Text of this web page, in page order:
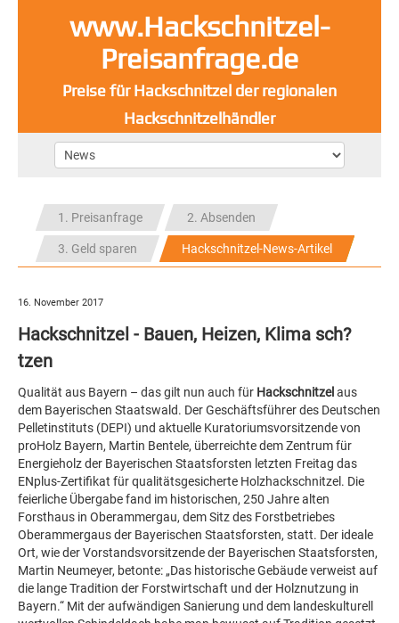
www.Hackschnitzel-
Preisanfrage.de
Preise für Hackschnitzel der regionalen
Hackschnitzelhändler
1. Preisanfrage 2. Absenden
3. Geld sparen Hackschnitzel-News-Artikel
16. November 2017
Hackschnitzel - Bauen, Heizen, Klima sch?
tzen
Qualität aus Bayern – das gilt nun auch für Hackschnitzel aus
dem Bayerischen Staatswald. Der Geschäftsführer des Deutschen
Pelletinstituts (DEPI) und aktuelle Kuratoriumsvorsitzende von
proHolz Bayern, Martin Bentele, überreichte dem Zentrum für
Energieholz der Bayerischen Staatsforsten letzten Freitag das
ENplus-Zertifikat für qualitätsgesicherte Holzhackschnitzel. Die
feierliche Übergabe fand im historischen, 250 Jahre alten
Forsthaus in Oberammergau, dem Sitz des Forstbetriebes
Oberammergaus der Bayerischen Staatsforsten, statt. Der ideale
Ort, wie der Vorstandsvorsitzende der Bayerischen Staatsforsten,
Martin Neumeyer, betonte: „Das historische Gebäude verweist auf
die lange Tradition der Forstwirtschaft und der Holznutzung in
Bayern.“ Mit der aufwändigen Sanierung und dem landeskulturell